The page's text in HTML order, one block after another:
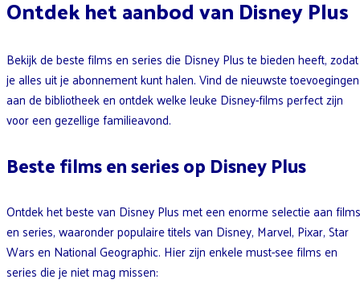
Ontdek het aanbod van Disney Plus
Bekijk de beste films en series die Disney Plus te bieden heeft, zodat
je alles uit je abonnement kunt halen. Vind de nieuwste toevoegingen
aan de bibliotheek en ontdek welke leuke Disney-films perfect zijn
voor een gezellige familieavond.
Beste films en series op Disney Plus
Ontdek het beste van Disney Plus met een enorme selectie aan films
en series, waaronder populaire titels van Disney, Marvel, Pixar, Star
Wars en National Geographic. Hier zijn enkele must-see films en
series die je niet mag missen: